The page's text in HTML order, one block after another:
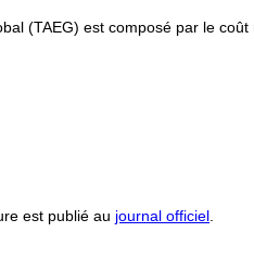
(TAEG) est composé par le
est publié au journal officiel